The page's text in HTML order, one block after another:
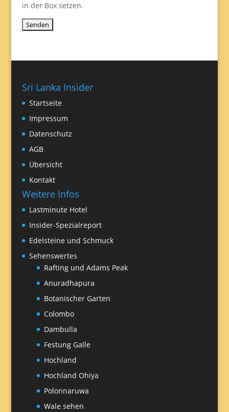
in der Box setzen.
Sri Lanka Insider
Startseite
Impressum
Datenschutz
AGB
Übersicht
Kontakt
Weitere Infos
Lastminute Hotel
Insider-Spezialreport
Edelsteine und Schmuck
Sehenswertes
Rafting und Adams Peak
Anuradhapura
Botanischer Garten
Colombo
Dambulla
Festung Galle
Hochland
Hochland Ohiya
Polonnaruwa
Wale sehen